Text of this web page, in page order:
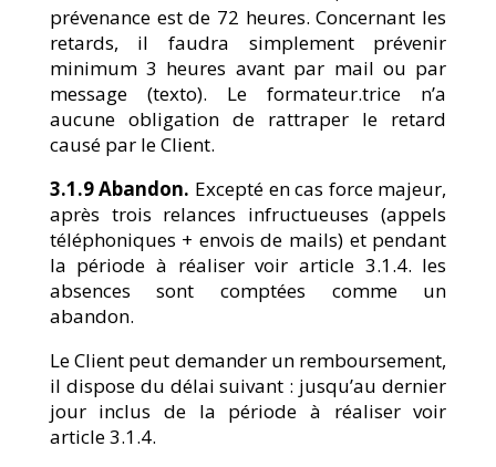
prévenance est de 72 heures. Concernant les
retards, il faudra simplement prévenir
minimum 3 heures avant par mail ou par
message (texto). Le formateur.trice n’a
aucune obligation de rattraper le retard
causé par le Client.
3.1.9 Abandon. Excepté en cas force majeur,
après trois relances infructueuses (appels
téléphoniques + envois de mails) et pendant
la période à réaliser voir article 3.1.4. les
absences sont comptées comme un
abandon.
Le Client peut demander un remboursement,
il dispose du délai suivant : jusqu’au dernier
jour inclus de la période à réaliser voir
article 3.1.4.